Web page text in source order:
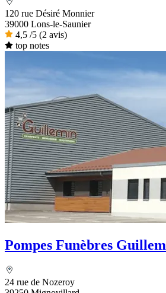
120 rue Désiré Monnier
39000 Lons-le-Saunier
4,5 /5 (2 avis)
top notes
Pompes Funèbres
24 rue de Nozeroy